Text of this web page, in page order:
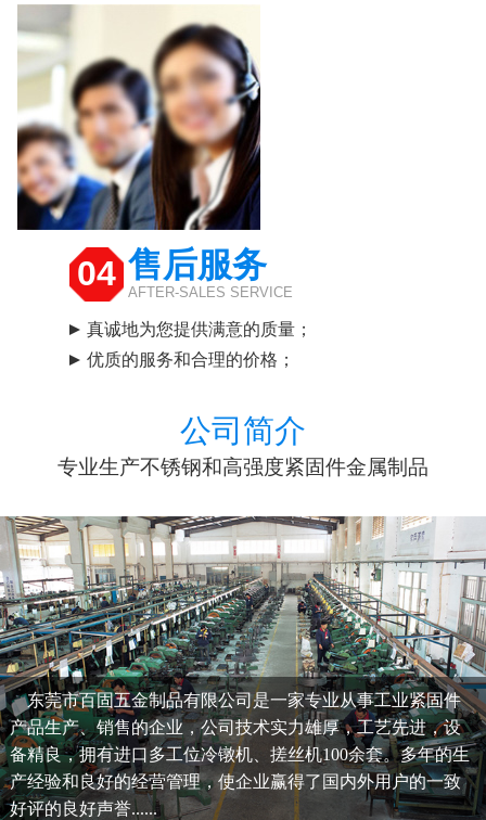
04 售后服务
AFTER-SALES SERVICE
真诚地为您提供满意的质量；
优质的服务和合理的价格；
公司简介
专业生产不锈钢和高强度紧固件金属制品
东莞市百固五金制品有限公司是一家专业从事工业紧固件
产品生产、销售的企业，公司技术实力雄厚，工艺先进，设
备精良，拥有进口多工位冷镦机、搓丝机100余套。多年的生
产经验和良好的经营管理，使企业赢得了国内外用户的一致
好评的良好声誉......